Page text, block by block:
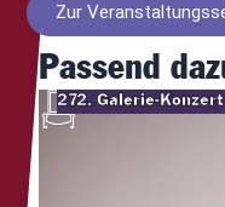
Zur
Passend
272. Galerie-Konzert